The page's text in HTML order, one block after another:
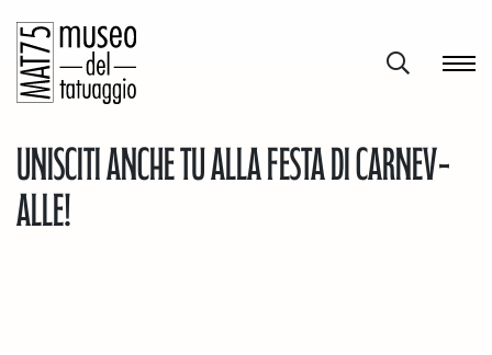
Unisciti anche tu alla festa di carnev-
alle!